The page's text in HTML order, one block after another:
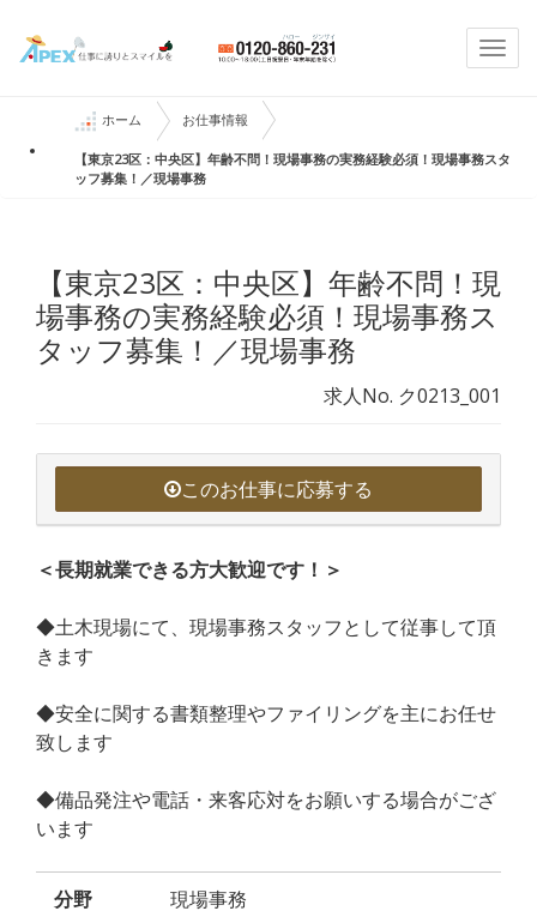
ホーム お仕事情報
【東京23区：中央区】年齢不問！現場事務の実務経験必須！現場事務スタ
ッフ募集！／現場事務
【東京23区：中央区】年齢不問！現
場事務の実務経験必須！現場事務ス
タッフ募集！／現場事務
求人No. ク0213_001
このお仕事に応募する
＜長期就業できる方大歓迎です！＞
◆土木現場にて、現場事務スタッフとして従事して頂
きます
◆安全に関する書類整理やファイリングを主にお任せ
致します
◆備品発注や電話・来客応対をお願いする場合がござ
います
分野 現場事務